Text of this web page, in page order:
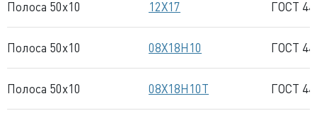
Полоса 50x10 12Х17 ГОСТ
Полоса 50x10 08Х18Н10 ГОСТ
Полоса 50x10 08Х18Н10Т ГОСТ